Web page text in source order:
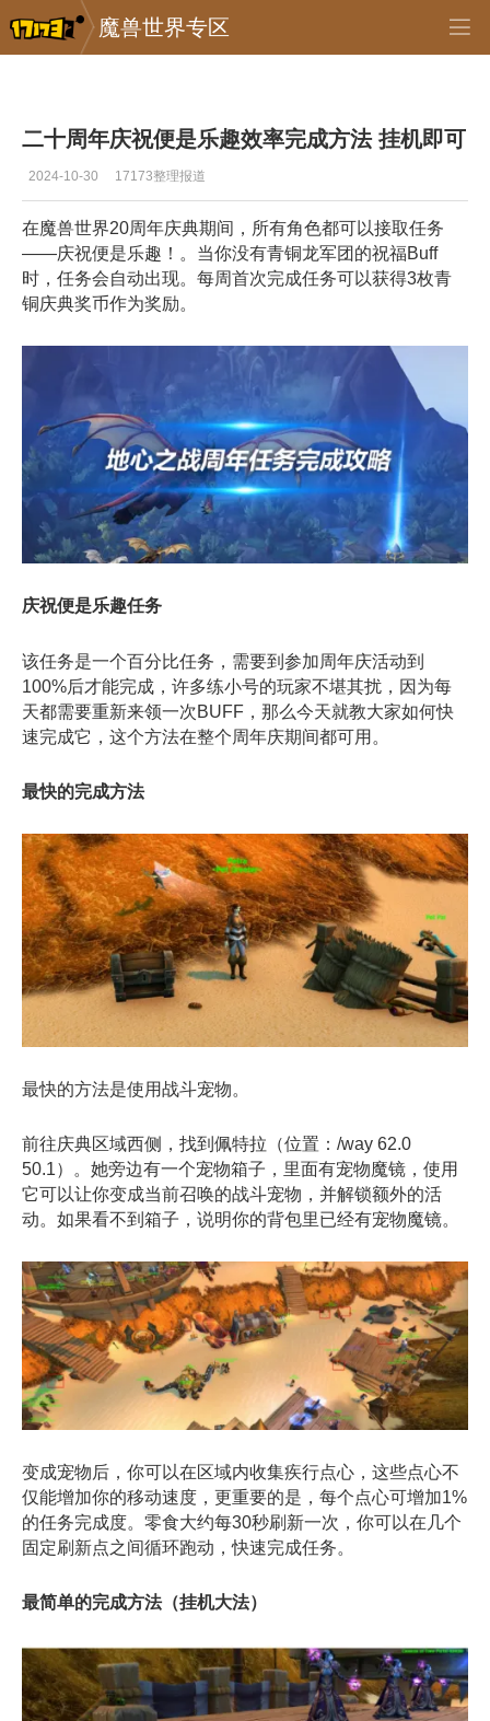
魔兽世界专区
专区_《魔兽世界》 >
二十周年庆祝便是乐趣效率完成方法 挂机即可
2024-10-30 17173整理报道
在魔兽世界20周年庆典期间，所有角色都可以接取任务
——庆祝便是乐趣！。当你没有青铜龙军团的祝福Buff
时，任务会自动出现。每周首次完成任务可以获得3枚青
铜庆典奖币作为奖励。
庆祝便是乐趣任务
该任务是一个百分比任务，需要到参加周年庆活动到
100%后才能完成，许多练小号的玩家不堪其扰，因为每
天都需要重新来领一次BUFF，那么今天就教大家如何快
速完成它，这个方法在整个周年庆期间都可用。
最快的完成方法
最快的方法是使用战斗宠物。
前往庆典区域西侧，找到佩特拉（位置：/way 62.0
50.1）。她旁边有一个宠物箱子，里面有宠物魔镜，使用
它可以让你变成当前召唤的战斗宠物，并解锁额外的活
动。如果看不到箱子，说明你的背包里已经有宠物魔镜。
变成宠物后，你可以在区域内收集疾行点心，这些点心不
仅能增加你的移动速度，更重要的是，每个点心可增加1%
的任务完成度。零食大约每30秒刷新一次，你可以在几个
固定刷新点之间循环跑动，快速完成任务。
最简单的完成方法（挂机大法）